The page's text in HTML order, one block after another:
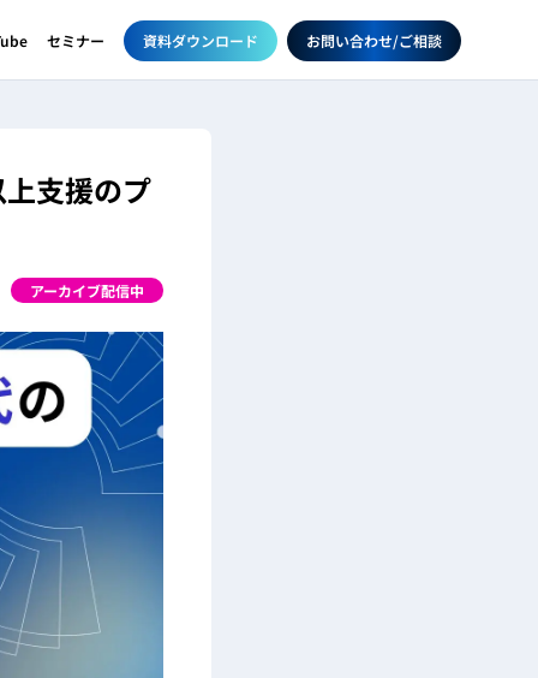
セミナー 資料ダウンロード お問い合わせ/ご相談
支援のプ
アーカイブ配信中